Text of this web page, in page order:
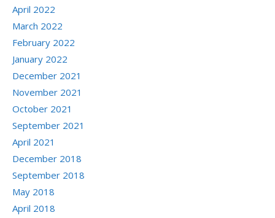
April 2022
March 2022
February 2022
January 2022
December 2021
November 2021
October 2021
September 2021
April 2021
December 2018
September 2018
May 2018
April 2018